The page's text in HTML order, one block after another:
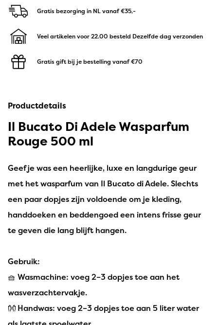
Gratis bezorging in NLvanaf €35,-
Veel artikelen voor 22.00 besteld Dezelfde dag verzonden
Gratis gift bij je bestelling vanaf €70
Productdetails
Il Bucato Di Adele Wasparfum
Rouge 500 ml
Geef je was een heerlijke, luxe en langdurige geur
met het wasparfum van Il Bucato di Adele. Slechts
een paar dopjes zijn voldoende om je kleding,
handdoeken en beddengoed een intens frisse geur
te geven die lang blijft hangen.
Gebruik:
🧺 Wasmachine: voeg 2–3 dopjes toe aan het
wasverzachtervakje.
👐 Handwas: voeg 2–3 dopjes toe aan 5 liter water